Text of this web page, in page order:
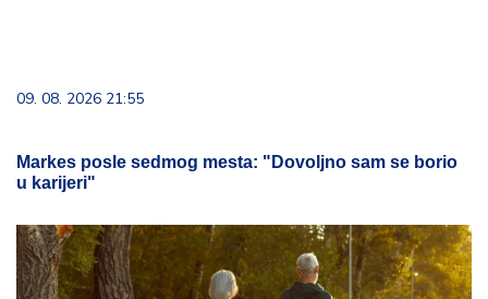
09. 08. 2026 21:55
Markes posle sedmog mesta: "Dovoljno sam se borio
u karijeri"